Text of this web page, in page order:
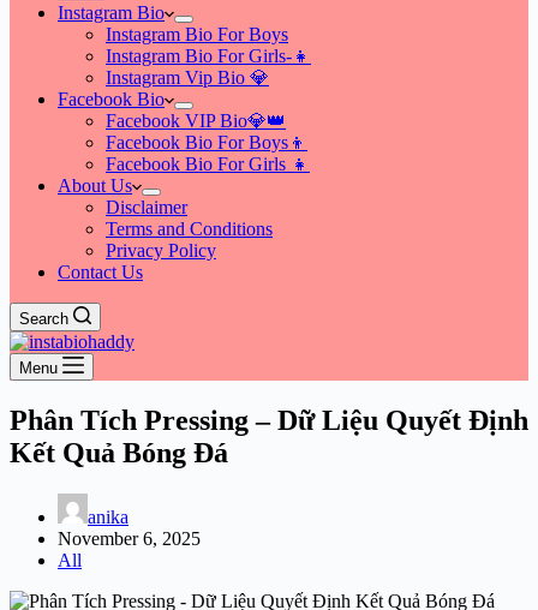
Instagram Bio
Instagram Bio For Boys
Instagram Bio For Girls-👧
Instagram Vip Bio 💎
Facebook Bio
Facebook VIP Bio💎👑
Facebook Bio For Boys👦
Facebook Bio For Girls 👧
About Us
Disclaimer
Terms and Conditions
Privacy Policy
Contact Us
Search
Menu
Phân Tích Pressing – Dữ Liệu Quyết Định
Kết Quả Bóng Đá
anika
November 6, 2025
All